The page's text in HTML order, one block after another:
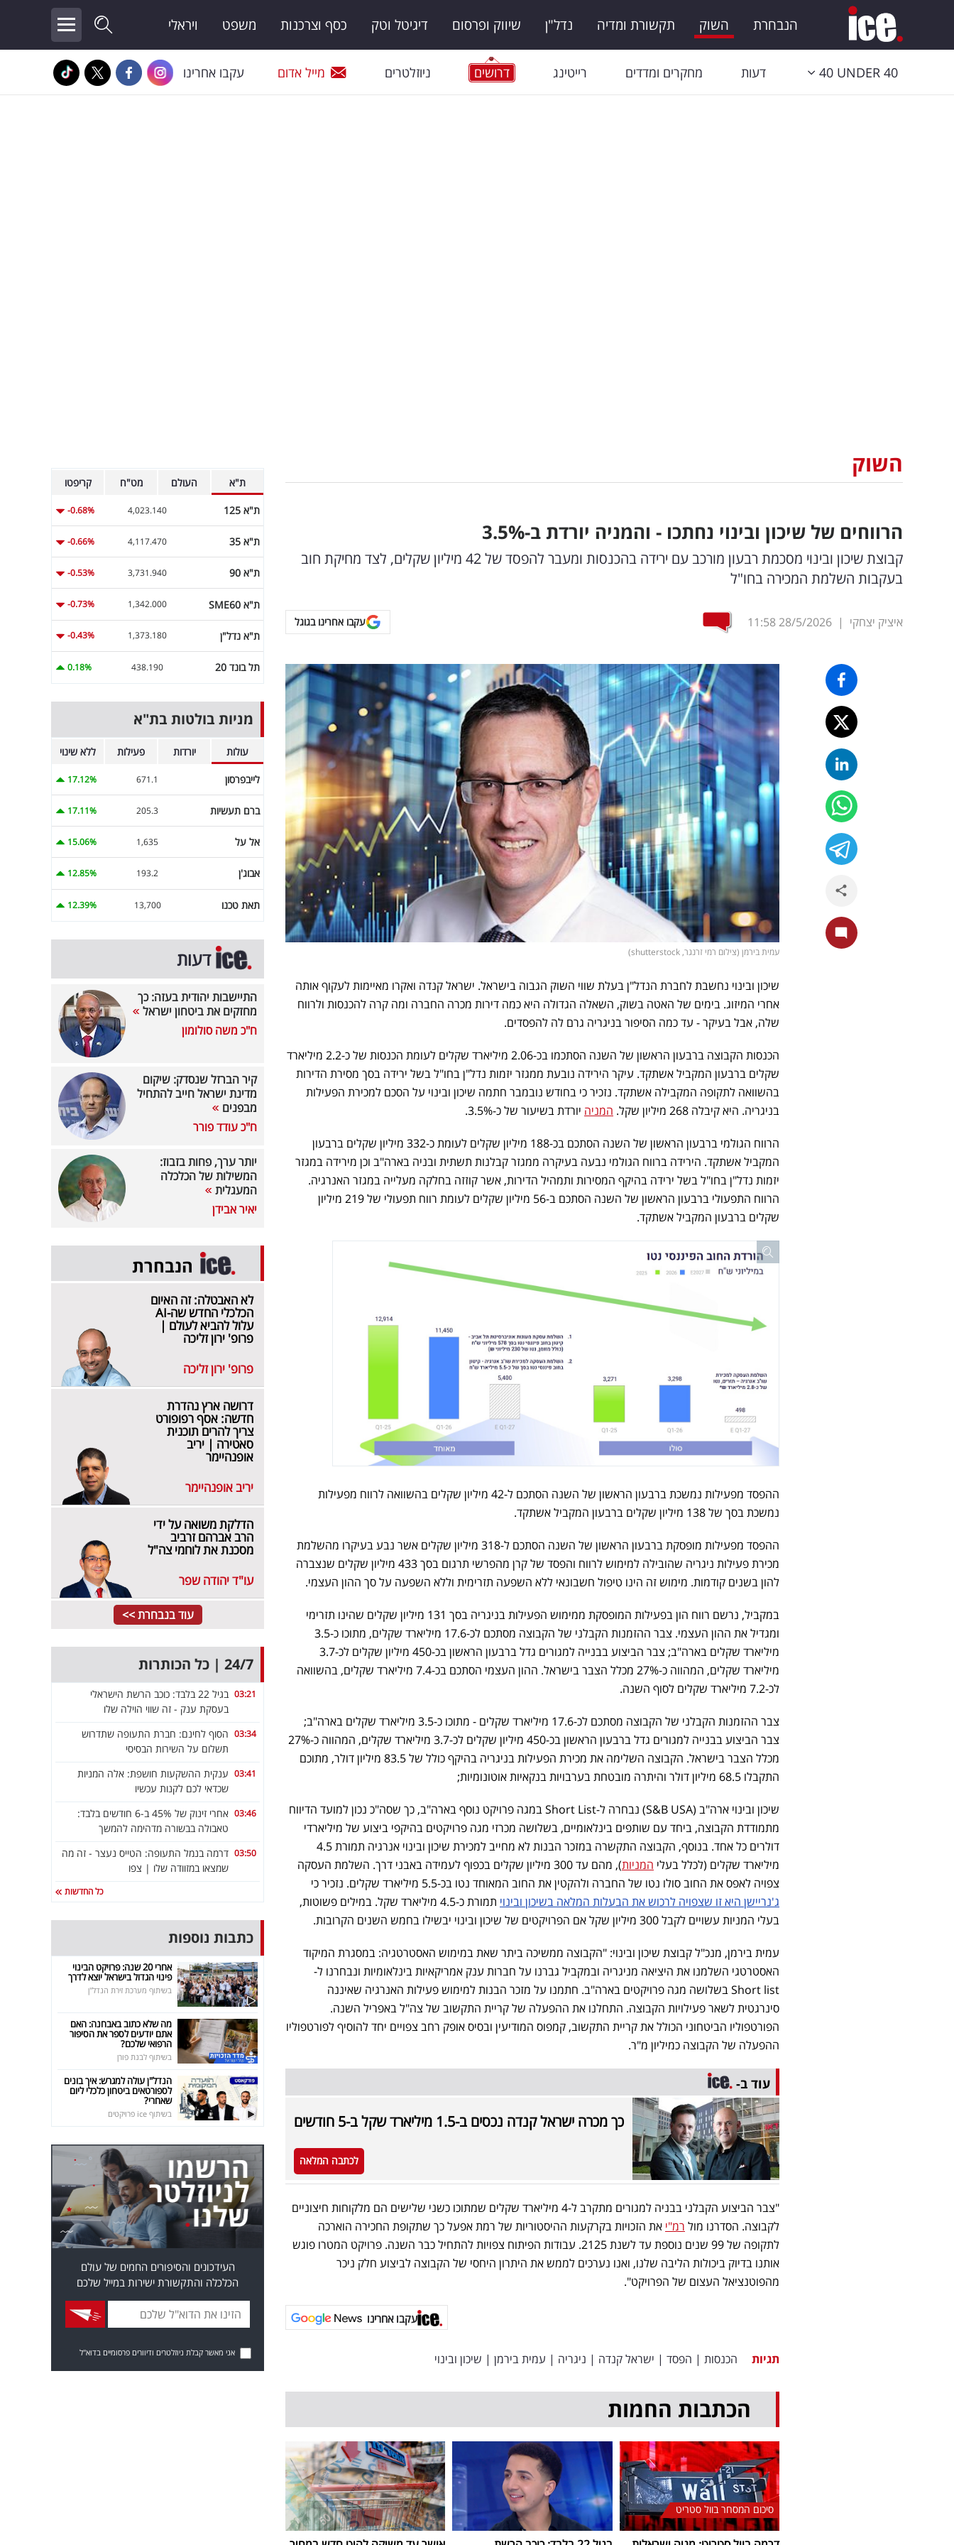
הנבחרת השוק תקשורת ומדיה נדל"ן שיווק ופרסום דיגיטל וטק כסף וצרכנות משפט ויראלי
40 UNDER 40 דעות מחקרים ומדדים רייטינג דרושים ניוזלטרים מייל אדום עקבו אחרינו
השוק
הרווחים של שיכון ובינוי נחתכו - והמניה יורדת ב-3.5%
קבוצת שיכון ובינוי מסכמת רבעון מורכב עם ירידה בהכנסות ומעבר להפסד של 42 מיליון שקלים, לצד מחיקת חוב
בעקבות השלמת המכירה בחו"ל
איציק יצחקי |
28/5/2026
11:58 עקבו אחרינו בגוגל
עמית בירמן (צילום רמי זרנגר, shutterstock)
שיכון ובינוי נחשבת לחברת הנדל"ן בעלת שווי השוק הגבוה בישראל. ישראל קנדה ואקרו מאיימות לעקוף אותה
אחרי המיזוג. בימים של האטה בשוק, השאלה הגדולה היא כמה דירות מכרה החברה ומה קרה להכנסות ולרווח
שלה, אבל בעיקר - עד כמה הסיפור בניגריה גרם לה להפסדים.
הכנסות הקבוצה ברבעון הראשון של השנה הסתכמו בכ-2.06 מיליארד שקלים לעומת הכנסות של כ-2.2 מיליארד
שקלים ברבעון המקביל אשתקד. עיקר הירידה נובעת ממגזר יזמות נדל"ן בחו"ל בשל ירידה בסך מסירת הדירות
בהשוואה לתקופה המקבילה אשתקד. נזכיר כי בחודש נובמבר חתמה שיכון ובינוי על הסכם למכירת הפעילות
בניגריה. היא קיבלה 268 מיליון שקל.
המניה יורדת בשיעור של כ-3.5%.
הרווח הגולמי ברבעון הראשון של השנה הסתכם בכ-188 מיליון שקלים לעומת כ-332 מיליון שקלים ברבעון
המקביל אשתקד. הירידה ברווח הגולמי נבעה בעיקרה ממגזר קבלנות תשתית ובניה בארה"ב וכן מירידה במגזר
יזמות נדל"ן בחו"ל בשל ירידה בהיקף המסירות ותמהיל הדירות, אשר קוזזה בחלקה מעלייה במגזר האנרגיה.
הרווח התפעולי ברבעון הראשון של השנה הסתכם ב-56 מיליון שקלים לעומת רווח תפעולי של 219 מיליון
שקלים ברבעון המקביל אשתקד.
ההפסד מפעילות נמשכת ברבעון הראשון של השנה הסתכם ל-42 מיליון שקלים בהשוואה לרווח מפעילות
נמשכת בסך של 138 מיליון שקלים ברבעון המקביל אשתקד.
ההפסד מפעילות מופסקת ברבעון הראשון של השנה הסתכם ל-318 מיליון שקלים אשר נבע בעיקרו מהשלמת
מכירת פעילות ניגריה שהובילה למימוש לרווח והפסד של קרן מהפרשי תרגום בסך 433 מיליון שקלים שנצברה
להון בשנים קודמות. מימוש זה הינו טיפול חשבונאי ללא השפעה תזרימית וללא השפעה על סך ההון העצמי.
במקביל, נרשם רווח הון בפעילות המופסקת ממימוש הפעילות בניגריה בסך 131 מיליון שקלים שהינו תזרימי
ומגדיל את ההון העצמי. צבר ההזמנות הקבלני של הקבוצה מסתכם לכ-17.6 מיליארד שקלים, מתוכו כ-3.5
מיליארד שקלים בארה"ב; צבר הביצוע בבנייה למגורים גדל ברבעון הראשון בכ-450 מיליון שקלים לכ-3.7
מיליארד שקלים, המהווה כ-27% מכלל הצבר בישראל. ההון העצמי הסתכם בכ-7.4 מיליארד שקלים, בהשוואה
לכ-7.2 מיליארד שקלים לסוף השנה.
צבר ההזמנות הקבלני של הקבוצה מסתכם לכ-17.6 מיליארד שקלים - מתוכו כ-3.5 מיליארד שקלים בארה"ב;
צבר הביצוע בבנייה למגורים גדל ברבעון הראשון בכ-450 מיליון שקלים לכ-3.7 מיליארד שקלים, המהווה כ-27%
מכלל הצבר בישראל. הקבוצה השלימה את מכירת הפעילות בניגריה בהיקף כולל של 83.5 מיליון דולר, מתוכם
התקבלו 68.5 מיליון דולר והיתרה מובטחת בערבויות בנקאיות אוטונומיות;
שיכון ובינוי ארה"ב (S&B USA) נבחרה ל-Short List במגה פרויקט נוסף בארה"ב, כך שסה"כ נכון למועד הדיווח
מתמודדת הקבוצה, ביחד עם שותפים בינלאומיים, בשלושה מכרזי מגה פרויקטים בהיקפי ביצוע של מיליארדי
דולרים כל אחד. בנוסף, הקבוצה התקשרה במזכר הבנות לא מחייב למכירת שיכון ובינוי אנרגיה תמורת 4.5
מיליארד שקלים (לכלל בעלי המניות
), מהם עד 300 מיליון שקלים בכפוף לעמידה באבני דרך. השלמת העסקה
צפויה לאפס את החוב סולו נטו של החברה ולהקטין את החוב המאוחד נטו בכ-5.5 מיליארד שקלים. נזכיר כי
ג'נריישן היא זו שצפויה לרכוש את הבעלות המלאה בשיכון ובינוי
תמורת כ-4.5 מיליארד שקל. במילים פשוטות,
בעלי המניות עשויים לקבל 300 מיליון שקל אם הפרויקטים של שיכון ובינוי יבשילו בחמש השנים הקרובות.
עמית בירמן, מנכ"ל קבוצת שיכון ובינוי: "הקבוצה ממשיכה ביתר שאת במימוש האסטרטגיה: במסגרת המיקוד
האסטרטגי השלמנו את היציאה מניגריה ובמקביל גברנו על חברות ענק אמריקאיות בינלאומיות ונבחרנו ל-
Short list בשלושה מגה פרויקטים בארה"ב. חתמנו על מזכר הבנות למימוש פעילות האנרגיה שאיננה
סינרגטית לשאר פעילויות הקבוצה. התחלנו את ההפעלה של קריית התקשוב של צה"ל באפריל השנה.
הפורטפוליו הביטחוני הכולל את קריית התקשוב, קמפוס המודיעין ובסיס אופק רחב צפויים יחד להוסיף לפורטפוליו
ההפעלה של הקבוצה כמיליון מ"ר.
עוד ב-
כך מכרה ישראל קנדה נכסים ב-1.5 מיליארד שקל ב-5 חודשים
לכתבה המלאה
"צבר הביצוע הקבלני בבניה למגורים מתקרב ל-4 מיליארד שקלים שמתוכו כשני שלישים הם מלקוחות חיצוניים
לקבוצה. הסדרנו מול רמ"י את הזכויות בקרקעות ההיסטוריות של רמת אפעל כך שתקופת החכירה הוארכה
לתקופה של 99 שנים נוספת עד לשנת 2125. עבודות הפיתוח צפויות להתחיל כבר השנה. פרויקט המטרו פוגש
אותנו בדיוק ביכולות הליבה שלנו, ואנו נערכים לממש את היתרון היחסי של הקבוצה לביצוע חלק ניכר
מהפוטנציאל העצום של הפרויקט".
עקבו אחרינו
תגיות הכנסות | הפסד | ישראל קנדה | ניגריה | עמית בירמן | שיכון ובינוי
הכתבות החמות
סיכום המסחר בוול סטריט
ת"א העולם מט"ח קריפטו
ת"א 125 4,023.140
-0.68%
ת"א 35 4,117.470
-0.66%
ת"א 90 3,731.940
-0.53%
ת"א SME60 1,342.000
-0.73%
ת"א נדל"ן 1,373.180
-0.43%
תל בונד 20 438.190
0.18%
מניות בולטות בת"א
עולות יורדות פעילות ללא שינוי
לייבפרסון 671.1
17.12%
ברם תעשיות 205.3
17.11%
אל על 1,635
15.06%
אבוג'ן 193.2
12.85%
תאת טכנו 13,700
12.39%
דעות
התיישבות יהודית בעזה: כך
מחזקים את ביטחון ישראל
ח"כ משה סולומון
קיר הברזל שנסדק: שיקום
מדינת ישראל חייב להתחיל
מבפנים
ח"כ עודד פורר
יותר ערך, פחות בזבוז:
המשילות של הכלכלה
המעגלית
יאיר אבידן
הנבחרת
לא האבטלה: זה האיום
הכלכלי החדש שה-AI
עלול להביא לעולם |
פרופ' ירון זליכה
פרופ' ירון זליכה
דרושה ארץ נהדרת
חדשה: אסף רפופורט
צריך להרים תוכנית
סאטירה | יריב
אופנהיימר
יריב אופנהיימר
הדלקת משואה על ידי
הרב אברהם זרביב
מסכנת את לוחמי צה"ל
עו"ד יהודה שפר
עוד בנבחרת >>
24/7 | כל הכותרות
03:21
בגיל 22 בלבד: כוכב הרשת הישראלי
בעסקת ענק - זה שווי הוילה שלו
03:34 הסוף לחינם: חברת התעופה שתדרוש
תשלום על השירות הבסיסי
03:41 ענקית ההשקעות חושפת: אלה המניות
שכדאי לכם לקנות עכשיו
03:46
אחרי זינוק של 45% ב-6 חודשים בלבד:
טאבולה בבשורה מדהימה להמשך
03:50 דרמה בנמל התעופה: הטייס נעצר - זה מה
שמצאו במזוודה שלו | צפו
כל החדשות
כתבות נוספות
אחרי 20 שנה: פרויקט הבינוי
פינוי הגדול בישראל יוצא לדרך
בשיתוף מערכת זירת הנדל"ן
מה שלא כתוב באבחנה: האם
אתם יודעים לספר את הסיפור
הרפואי שלכם?
בשיתוף לבנת פורן
הנדל"ן עולה למגרש: איך בונים
לספורטאים ביטחון כלכלי ליום
שאחרי?
בשיתוף ice פרויקטים
העידכונים והסיפורים החמים של עולם
הכלכלה והתקשורת ישירות במייל שלכם
אני מאשר קבלת ניוזלטרים ודיוורים פרסומיים בדוא"ל